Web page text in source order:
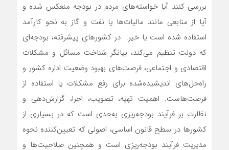
بررسی کنند آیا خواسته‌های مردم در بودجه منعکس شده و
آیا از منابعی مانند مالیات‌ها یا نفت و گاز به نحو کارآمد
استفاده شده است یا خیر. در کشورهای پیشرفته، بودجه‌ای
که دولت تنظیم می‌کند، بیانگر شناخت مسائل و مشکلات
اقتصادی و اجتماعی، فرصت‌های بهبود وضعیت اداره کشور و
راه‌حل‌های اندیشیده‌شده برای رفع مشکلات یا استفاده از
فرصت‌هاست. اهمیت تهیه، تصویب، اجرا، گزارش‌دهی و
نظارت بر فرآیند بودجه‌ریزی به‌حدی است که در بسیاری از
کشورها در سطح قانون اساسی، اصولی که تعیین‌کننده نحوه
مدیریت فرآیند بودجه‌ریزی است و همچنین صلاحیت‌ها و